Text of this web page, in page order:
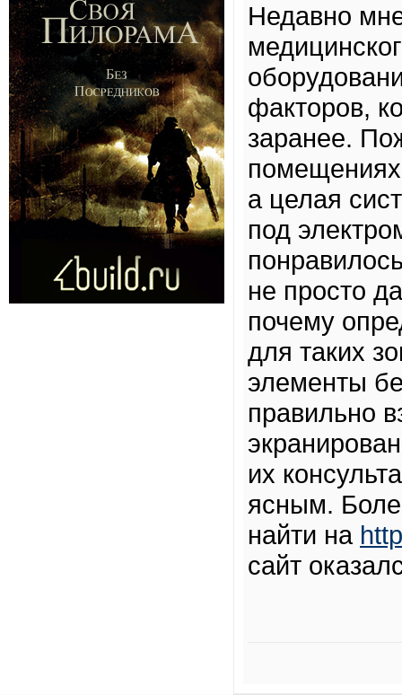
Недавно
факторов,
заранее.
помещениях
а целая
под
не просто
почему
для таких
элементы
правильно
их
ясным.
найти на
сайт